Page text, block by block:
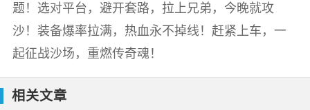
题！选对平台，避开套路，拉上兄弟，今晚就攻
沙！装备爆率拉满，热血永不掉线！赶紧上车，一
起征战沙场，重燃传奇魂！
相关文章